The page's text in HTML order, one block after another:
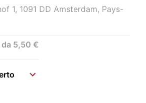
1, 1091 DD Amsterdam, Pays-
5,50 €